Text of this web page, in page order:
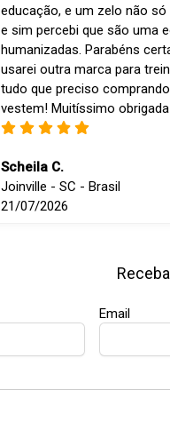
educação, e um zelo não só
e sim percebi que são uma
humanizadas. Parabéns
usarei outra marca para
tudo que preciso
vestem! Muitíssimo
Scheila C.
Joinville - SC - Brasil
21/07/2026
Email